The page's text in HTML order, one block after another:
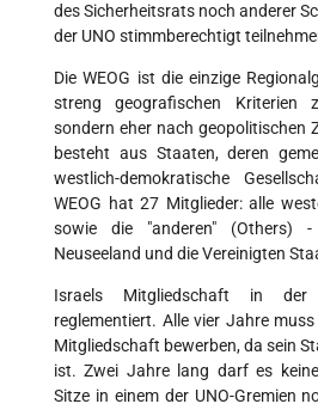
des Sicherheitsrats noch anderer
der UNO stimmberechtigt
Die WEOG ist die einzige
streng geografischen Kriterien
sondern eher nach geopolitischen
besteht aus Staaten, deren
westlich-demokratische
WEOG hat 27 Mitglieder: alle
sowie die "anderen" (Others) -
Neuseeland und die Vereinigten
Israels Mitgliedschaft in
reglementiert. Alle vier Jahre
Mitgliedschaft bewerben, da sein
ist. Zwei Jahre lang darf es
Sitze in einem der UNO-Gremien